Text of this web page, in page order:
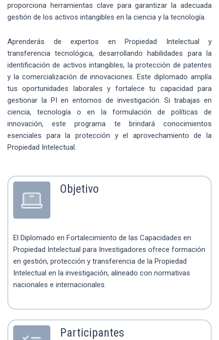
proporciona herramientas clave para garantizar la adecuada
gestión de los activos intangibles en la ciencia y la tecnología.
Aprenderás de expertos en Propiedad Intelectual y
transferencia tecnológica, desarrollando habilidades para la
identificación de activos intangibles, la protección de patentes
y la comercialización de innovaciones. Este diplomado amplía
tus oportunidades laborales y fortalece tu capacidad para
gestionar la PI en entornos de investigación. Si trabajas en
ciencia, tecnología o en la formulación de políticas de
innovación, este programa te brindará conocimientos
esenciales para la protección y el aprovechamiento de la
Propiedad Intelectual.
Objetivo
El Diplomado en Fortalecimiento de las Capacidades en
Propiedad Intelectual para Investigadores ofrece formación
en gestión, protección y transferencia de la Propiedad
Intelectual en la investigación, alineado con normativas
nacionales e internacionales.
Participantes